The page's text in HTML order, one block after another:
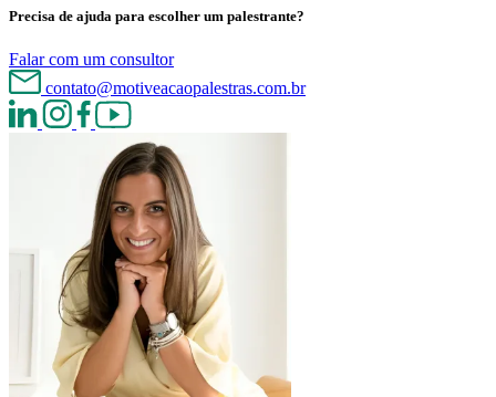
Precisa de ajuda para escolher um palestrante?
Falar com um consultor
contato@motiveacaopalestras.com.br